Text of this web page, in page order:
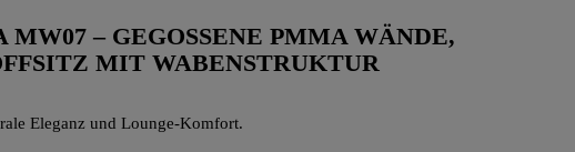
MW07 – GEGOSSENE PMMA WÄNDE,
MIT WABENSTRUKTUR
Eleganz und Lounge-Komfort.